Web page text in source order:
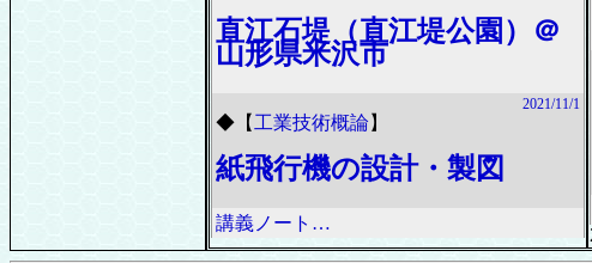
直江石堤（直江堤公園）＠
山形県米沢市
2021/11/1
◆ 【 工業技術概論】
紙飛行機の設計・製図
講義ノート…